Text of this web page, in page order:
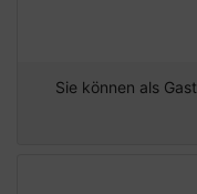
Sie können als